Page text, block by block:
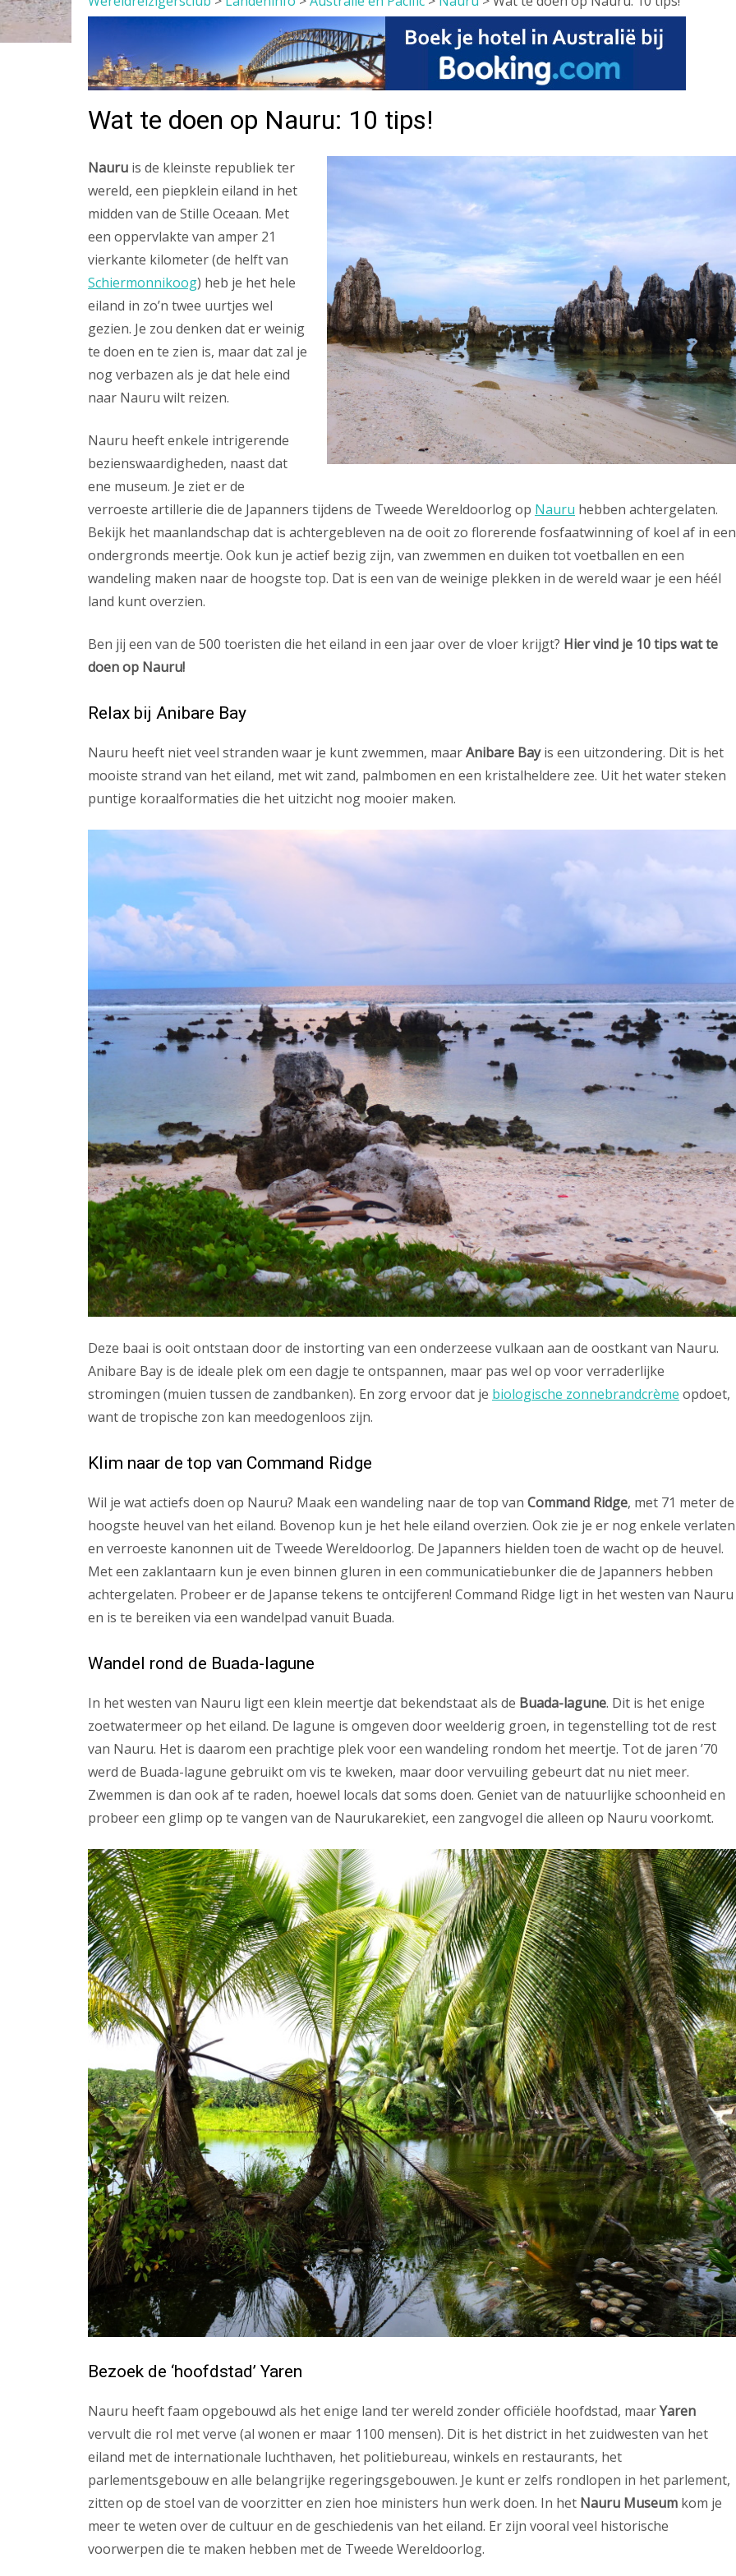
Wat te doen op Nauru: 10 tips!
Nauru is de kleinste republiek ter
wereld, een piepklein eiland in het
midden van de Stille Oceaan. Met
een oppervlakte van amper 21
vierkante kilometer (de helft van
Schiermonnikoog) heb je het hele
eiland in zo’n twee uurtjes wel
gezien. Je zou denken dat er weinig
te doen en te zien is, maar dat zal je
nog verbazen als je dat hele eind
naar Nauru wilt reizen.
Nauru heeft enkele intrigerende
bezienswaardigheden, naast dat
ene museum. Je ziet er de
verroeste artillerie die de Japanners tijdens de Tweede Wereldoorlog op Nauru hebben achtergelaten.
Bekijk het maanlandschap dat is achtergebleven na de ooit zo florerende fosfaatwinning of koel af in een
ondergronds meertje. Ook kun je actief bezig zijn, van zwemmen en duiken tot voetballen en een
wandeling maken naar de hoogste top. Dat is een van de weinige plekken in de wereld waar je een héél
land kunt overzien.
Ben jij een van de 500 toeristen die het eiland in een jaar over de vloer krijgt? Hier vind je 10 tips wat te
doen op Nauru!
Relax bij Anibare Bay
Nauru heeft niet veel stranden waar je kunt zwemmen, maarAnibare Bayis een uitzondering. Dit is het
mooiste strand van het eiland, met wit zand, palmbomen en een kristalheldere zee. Uit het water steken
puntige koraalformaties die het uitzicht nog mooier maken.
Deze baai is ooit ontstaan door de instorting van een onderzeese vulkaan aan de oostkant van Nauru.
Anibare Bay is de ideale plek om een dagje te ontspannen, maar pas wel op voor verraderlijke
stromingen (muien tussen de zandbanken). En zorg ervoor dat je biologische zonnebrandcrème opdoet,
want de tropische zon kan meedogenloos zijn.
Klim naar de top van Command Ridge
Wil je wat actiefs doen op Nauru? Maak een wandeling naar de top van Command Ridge, met 71 meter de
hoogste heuvel van het eiland. Bovenop kun je het hele eiland overzien. Ook zie je er nog enkele verlaten
en verroeste kanonnen uit de Tweede Wereldoorlog. De Japanners hielden toen de wacht op de heuvel.
Met een zaklantaarn kun je even binnen gluren in een communicatiebunker die de Japanners hebben
achtergelaten. Probeer er de Japanse tekens te ontcijferen! Command Ridge ligt in het westen van Nauru
en is te bereiken via een wandelpad vanuit Buada.
Wandel rond de Buada-lagune
In het westen van Nauru ligt een klein meertje dat bekendstaat als de Buada-lagune. Dit is het enige
zoetwatermeer op het eiland. De lagune is omgeven door weelderig groen, in tegenstelling tot de rest
van Nauru. Het is daarom een prachtige plek voor een wandeling rondom het meertje. Tot de jaren ’70
werd de Buada-lagune gebruikt om vis te kweken, maar door vervuiling gebeurt dat nu niet meer.
Zwemmen is dan ook af te raden, hoewel locals dat soms doen. Geniet van de natuurlijke schoonheid en
probeer een glimp op te vangen van de Naurukarekiet, een zangvogel die alleen op Nauru voorkomt.
Bezoek de ‘hoofdstad’ Yaren
Nauru heeft faam opgebouwd als het enige land ter wereld zonder officiële hoofdstad, maarYaren
vervult die rol met verve (al wonen er maar 1100 mensen). Dit is het district in het zuidwesten van het
eiland met de internationale luchthaven, het politiebureau, winkels en restaurants, het
parlementsgebouw en alle belangrijke regeringsgebouwen. Je kunt er zelfs rondlopen in het parlement,
zitten op de stoel van de voorzitter en zien hoe ministers hun werk doen. In het Nauru Museum kom je
meer te weten over de cultuur en de geschiedenis van het eiland. Er zijn vooral veel historische
voorwerpen die te maken hebben met de Tweede Wereldoorlog.